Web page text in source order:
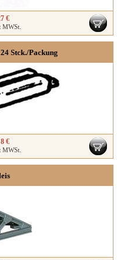
€
MWSt.
Stck./Packung
€
MWSt.